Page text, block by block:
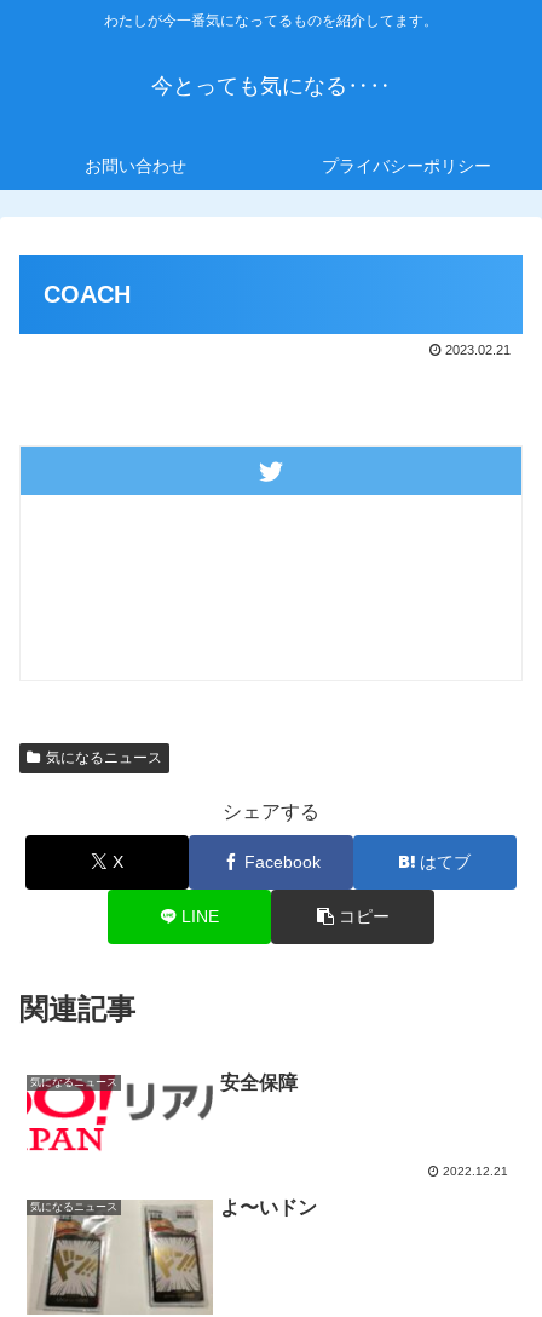
わたしが今一番気になってるものを紹介してます。
今とっても気になる‥‥
お問い合わせ プライバシーポリシー
COACH
2023.02.21
気になるニュース
シェアする
X Facebook はてブ
LINE コピー
関連記事
気になるニュース 安全保障
2022.12.21
気になるニュース よ〜いドン